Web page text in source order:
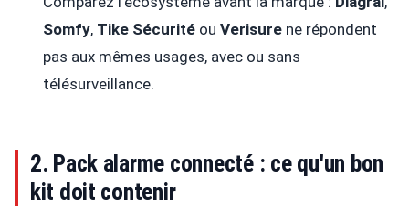
Somfy, Tike Sécuritéou Verisurene répondent
pas aux mêmes usages, avec ou sans
télésurveillance.
2. Pack alarme connecté : ce qu'un bon
kit doit contenir